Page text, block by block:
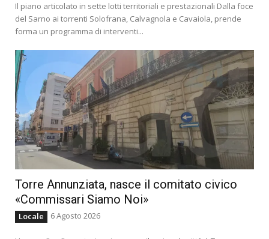
Il piano articolato in sette lotti territoriali e prestazionali Dalla foce
del Sarno ai torrenti Solofrana, Calvagnola e Cavaiola, prende
forma un programma di interventi...
Torre Annunziata, nasce il comitato civico
«Commissari Siamo Noi»
Locale 6 Agosto 2026